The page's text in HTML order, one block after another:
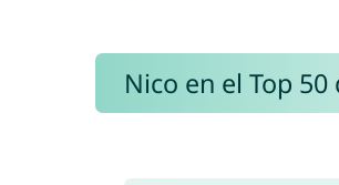
Nico en el Top